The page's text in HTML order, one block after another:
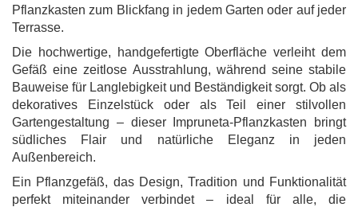
Pflanzkasten zum Blickfang in jedem Garten oder auf jeder
Terrasse.
Die hochwertige, handgefertigte Oberfläche verleiht dem
Gefäß eine zeitlose Ausstrahlung, während seine stabile
Bauweise für Langlebigkeit und Beständigkeit sorgt. Ob als
dekoratives Einzelstück oder als Teil einer stilvollen
Gartengestaltung – dieser Impruneta-Pflanzkasten bringt
südliches Flair und natürliche Eleganz in jeden
Außenbereich.
Ein Pflanzgefäß, das Design, Tradition und Funktionalität
perfekt miteinander verbindet – ideal für alle, die